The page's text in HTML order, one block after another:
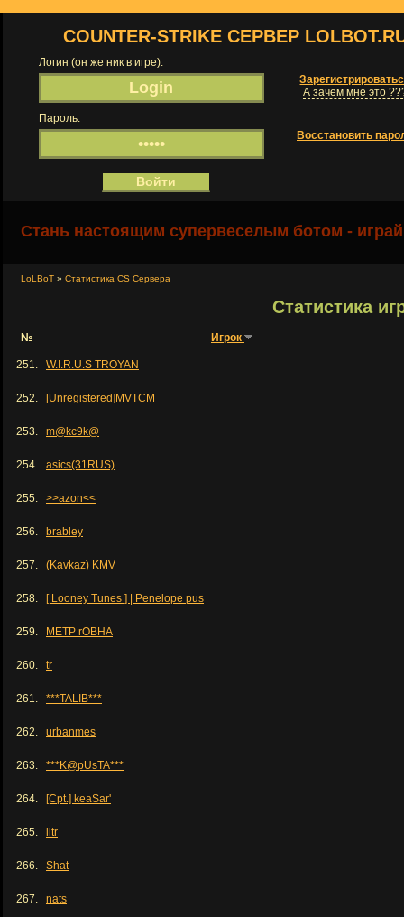
COUNTER-STRIKE СЕРВЕР
Логин (он же ник в игре):
А зачем мне это
Пароль:
Восстановить
Стань настоящим супервеселым ботом -
LoLBoT » Статистика CS Сервера
Статистика
№ Игрок
251. W.I.R.U.S TROYAN
252. [Unregistered]MVTCM
253. m@kc9k@
254. asics(31RUS)
255. >>azon<<
256. brabley
257. (Kavkaz) KMV
258. [ Looney Tunes ] | Penelope pus
259. METP rOBHA
260. tr
261. ***TALIB***
262. urbanmes
263. ***K@pUsTA***
264. [Cpt.] keaSar'
265. litr
266. Shat
267. nats